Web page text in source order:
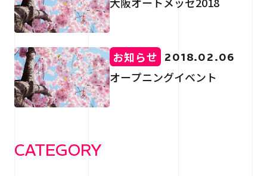
お知らせ 2018.02.06
オープニングイベント
CATEGORY